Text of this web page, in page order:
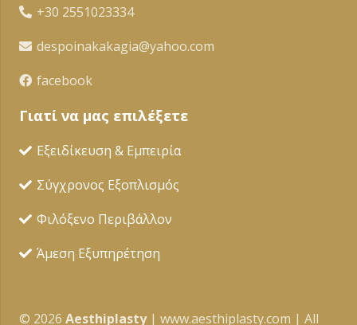
+30 2551023334
despoinakakagia@yahoo.com
facebook
Γιατί να μας επιλέξετε
Εξειδίκευση & Εμπειρία
Σύγχρονος Εξοπλισμός
Φιλόξενο Περιβάλλον
Άμεση Εξυπηρέτηση
© 2026 Αesthiplasty | www.aesthiplasty.com | All